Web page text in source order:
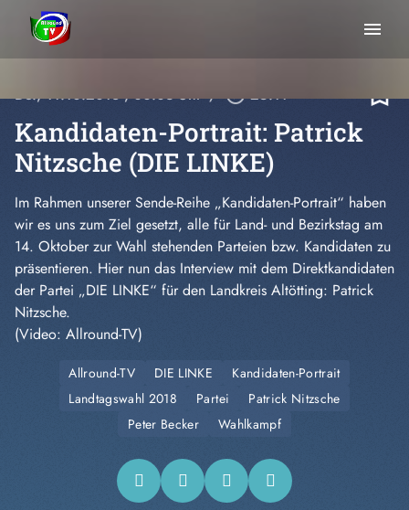
menu
Do., 11.10.2018, 00:03 Uhr / play_circle_outline25:11 bookmark_border
Kandidaten-Portrait: Patrick
Nitzsche (DIE LINKE)
Im Rahmen unserer Sende-Reihe „Kandidaten-Portrait“ haben
wir es uns zum Ziel gesetzt, alle für Land- und Bezirkstag am
14. Oktober zur Wahl stehenden Parteien bzw. Kandidaten zu
präsentieren. Hier nun das Interview mit dem Direktkandidaten
der Partei „DIE LINKE“ für den Landkreis Altötting: Patrick
Nitzsche.
(Video: Allround-TV)
Allround-TV DIE LINKE
Kandidaten-Portrait
Landtagswahl 2018
Partei
Patrick Nitzsche
Peter Becker
Wahlkampf